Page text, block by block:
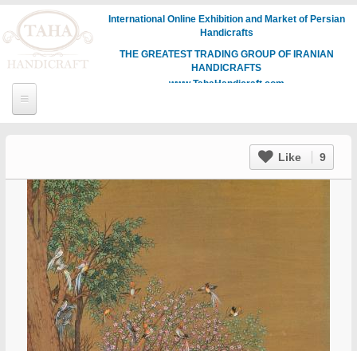
International Online Exhibition and Market of Persian
Handicrafts
THE GREATEST TRADING GROUP OF IRANIAN
HANDICRAFTS
www.TahaHandicraft.com
Like 9